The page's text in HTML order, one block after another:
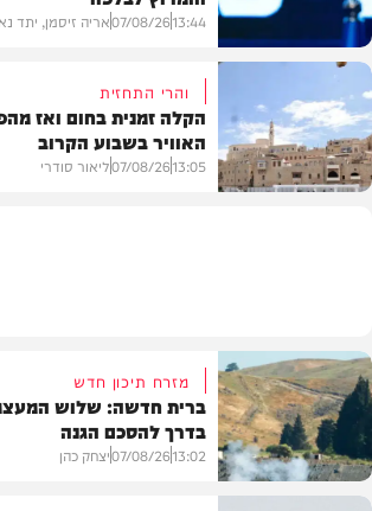
פוליטי
13:44
07/08/26אריה זיסמן, יתד
והרי התחזית
הקלה זמנית בחום ואז
האוויר בשבוע הקרוב
13:05
07/08/26ליאור סודרי
מזרח תיכון חדש
ברית חדשה: שלוש
בדרך להסכם הגנה
13:02
07/08/26יצחק כהן